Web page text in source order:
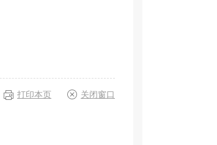
打印本页 关闭窗口